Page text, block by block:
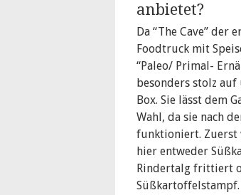
anbietet?
Da “The Cave” der
Foodtruck mit
“Paleo/ Primal-
besonders stolz auf
Box. Sie lässt dem
Wahl, da sie nach
funktioniert. Zuerst
hier entweder
Rindertalg frittiert
Süßkartoffelstampf.